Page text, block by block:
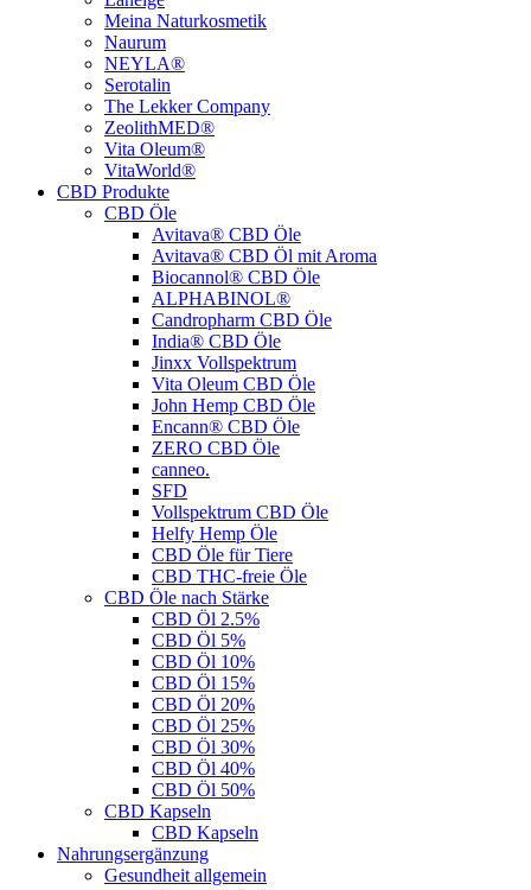
Meina Naturkosmetik
Naurum
NEYLA®
Serotalin
The Lekker Company
ZeolithMED®
Vita Oleum®
VitaWorld®
CBD Produkte
CBD Öle
Avitava® CBD Öle
Avitava® CBD Öl mit Aroma
Biocannol® CBD Öle
ALPHABINOL®
Candropharm CBD Öle
India® CBD Öle
Jinxx Vollspektrum
Vita Oleum CBD Öle
John Hemp CBD Öle
Encann® CBD Öle
ZERO CBD Öle
canneo.
SFD
Vollspektrum CBD Öle
Helfy Hemp Öle
CBD Öle für Tiere
CBD THC-freie Öle
CBD Öle nach Stärke
CBD Öl 2.5%
CBD Öl 5%
CBD Öl 10%
CBD Öl 15%
CBD Öl 20%
CBD Öl 25%
CBD Öl 30%
CBD Öl 40%
CBD Öl 50%
CBD Kapseln
CBD Kapseln
Nahrungsergänzung
Gesundheit allgemein